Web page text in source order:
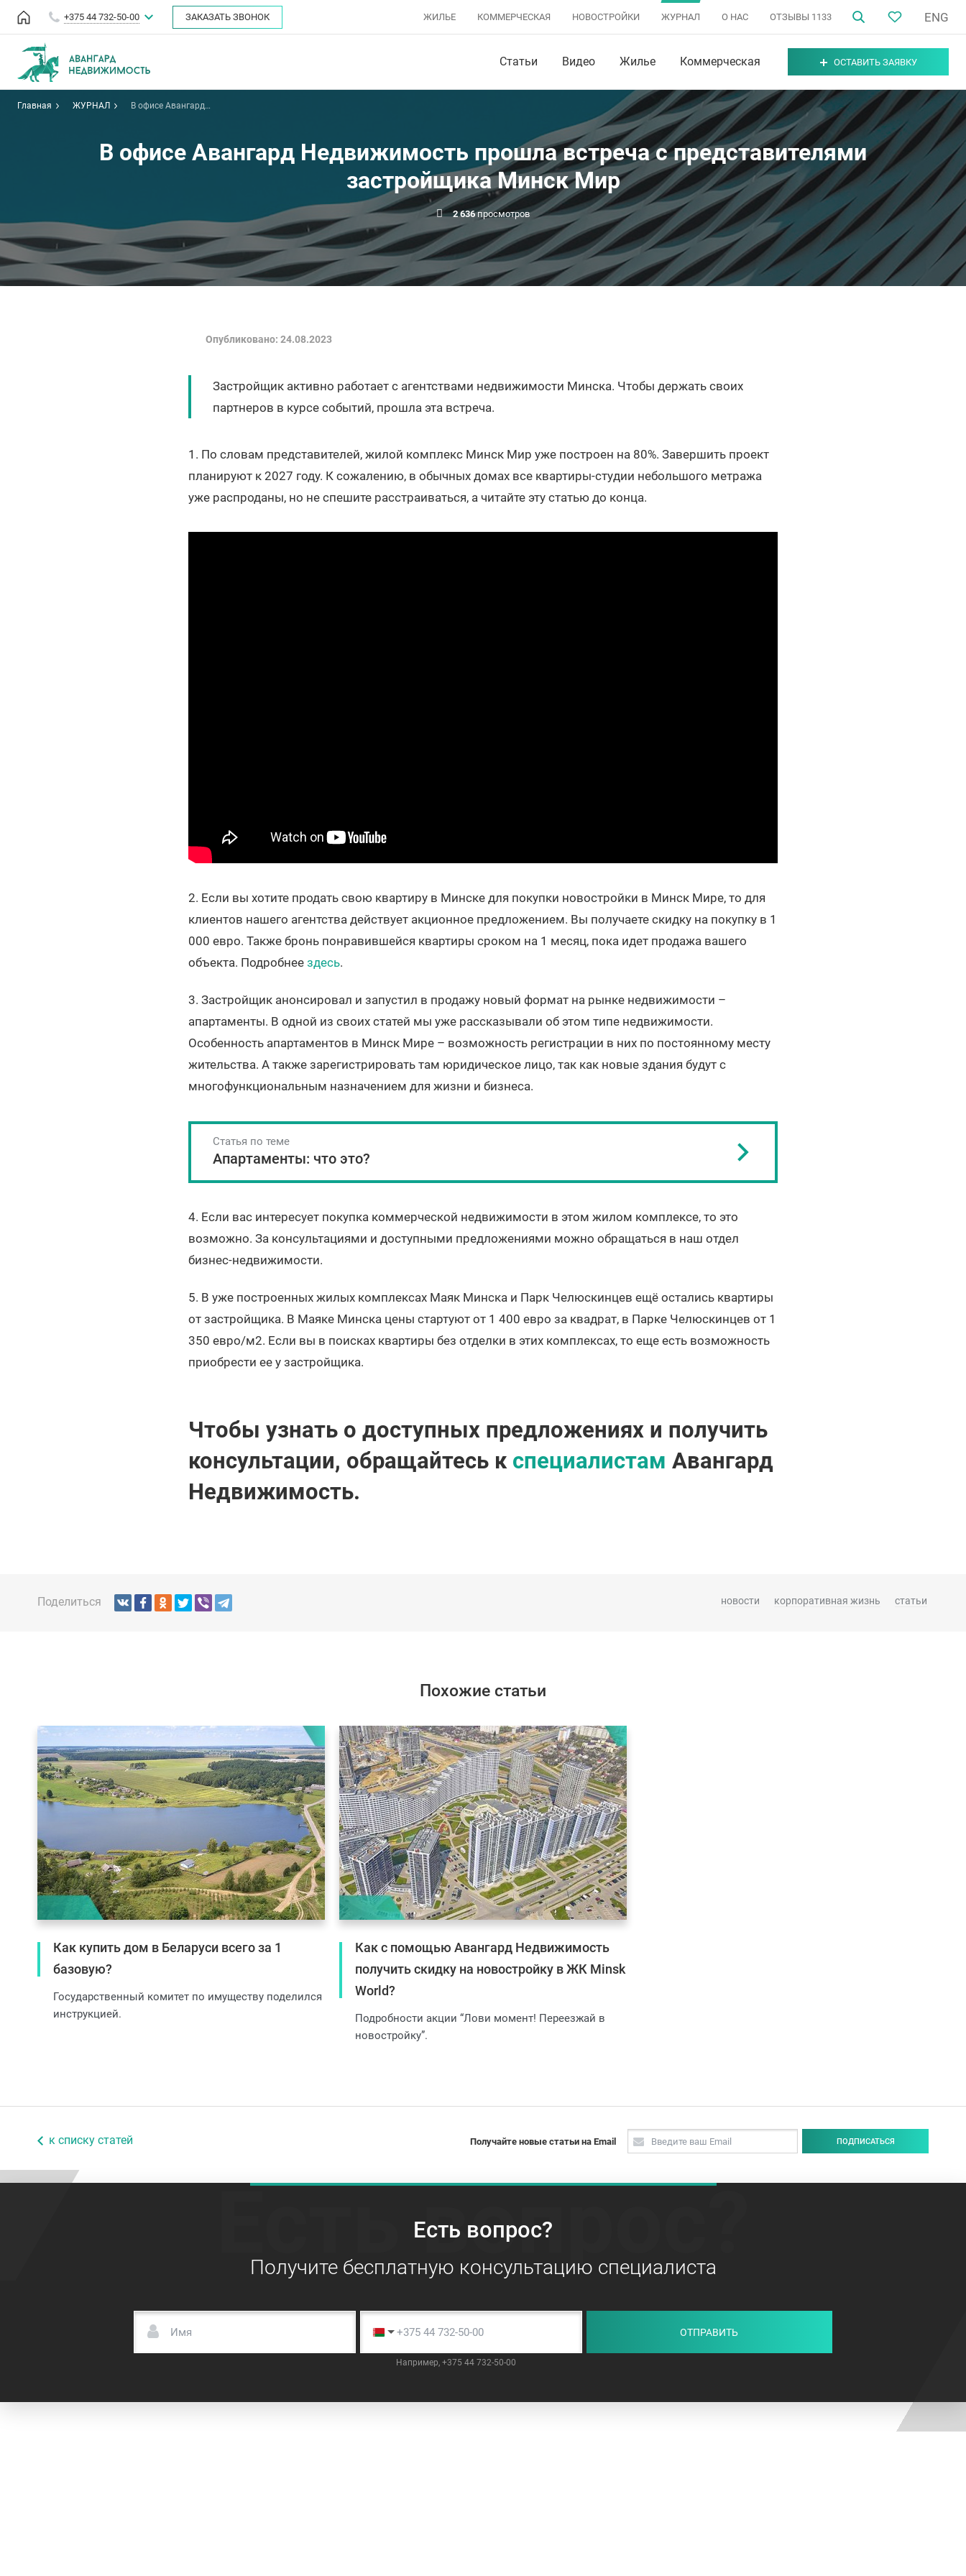
+375 44 732-50-00 ЗАКАЗАТЬ ЗВОНОК ЖИЛЬЕ КОММЕРЧЕСКАЯ НОВОСТРОЙКИ ЖУРНАЛ О НАС ОТЗЫВЫ 1133 ENG
Статьи Видео Жилье Коммерческая ОСТАВИТЬ ЗАЯВКУ
Главная ЖУРНАЛ
В офисе Авангард
В офисе Авангард Недвижимость прошла встреча с представителями
застройщика Минск Мир
2 636просмотров
Опубликовано: 24.08.2023
Застройщик активно работает с агентствами недвижимости Минска. Чтобы держать своих
партнеров в курсе событий, прошла эта встреча.
1. По словам представителей, жилой комплекс Минск Мир уже построен на 80%. Завершить проект
планируют к 2027 году. К сожалению, в обычных домах все квартиры-студии небольшого метража
уже распроданы, но не спешите расстраиваться, а читайте эту статью до конца.
2. Если вы хотите продать свою квартиру в Минске для покупки новостройки в Минск Мире, то для
клиентов нашего агентства действует акционное предложением. Вы получаете скидку на покупку в 1
000 евро. Также бронь понравившейся квартиры сроком на 1 месяц, пока идет продажа вашего
объекта. Подробнее здесь.
3. Застройщик анонсировал и запустил в продажу новый формат на рынке недвижимости –
апартаменты. В одной из своих статей мы уже рассказывали об этом типе недвижимости.
Особенность апартаментов в Минск Мире – возможность регистрации в них по постоянному месту
жительства. А также зарегистрировать там юридическое лицо, так как новые здания будут с
многофункциональным назначением для жизни и бизнеса.
Статья по теме
Апартаменты: что это?
4. Если вас интересует покупка коммерческой недвижимости в этом жилом комплексе, то это
возможно. За консультациями и доступными предложениями можно обращаться в наш отдел
бизнес-недвижимости.
5. В уже построенных жилых комплексах Маяк Минска и Парк Челюскинцев ещё остались квартиры
от застройщика. В Маяке Минска цены стартуют от 1 400 евро за квадрат, в Парке Челюскинцев от 1
350 евро/м2. Если вы в поисках квартиры без отделки в этих комплексах, то еще есть возможность
приобрести ее у застройщика.
Чтобы узнать о доступных предложениях и получить
консультации, обращайтесь к специалистам Авангард
Недвижимость.
Поделиться новости корпоративная жизнь статьи
Похожие статьи
Как купить дом в Беларуси всего за 1
базовую?
Государственный комитет по имуществу поделился
инструкцией.
Как с помощью Авангард Недвижимость
получить скидку на новостройку в ЖК Minsk
World?
Подробности акции “Лови момент! Переезжай в
новостройку”.
к списку статей Получайте новые статьи на Email ПОДПИСАТЬСЯ
Есть вопрос?
Есть вопрос?
Получите бесплатную консультацию специалиста
Например, +375 44 732-50-00
ОТПРАВИТЬ